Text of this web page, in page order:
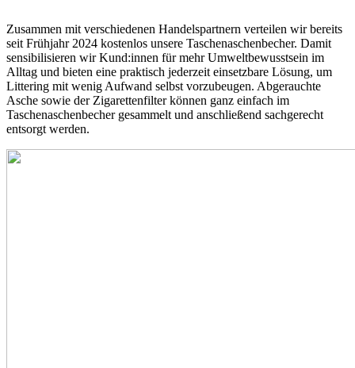
Zusammen mit verschiedenen Handelspartnern verteilen wir bereits
seit Frühjahr 2024 kostenlos unsere Taschenaschenbecher. Damit
sensibilisieren wir Kund:innen für mehr Umweltbewusstsein im
Alltag und bieten eine praktisch jederzeit einsetzbare Lösung, um
Littering mit wenig Aufwand selbst vorzubeugen. Abgerauchte
Asche sowie der Zigarettenfilter können ganz einfach im
Taschenaschenbecher gesammelt und anschließend sachgerecht
entsorgt werden.